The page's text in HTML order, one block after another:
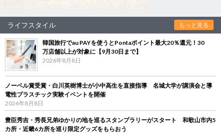
ライフスタイル もっと見る
韓国旅行でau PAYを使うとPontaポイント最大20％還元！30
万店舗以上が対象に【9月30日まで】
2026年8月8日
ノーベル賞受賞・白川英樹博士が小中高生を直接指導 名城大学が講演会と導
電性プラスチック実験イベントを開催
2026年8月8日
豊臣秀吉・秀長兄弟ゆかりの地を巡るスタンプラリーがスタート 和歌山市内5
カ所・近畿6カ所を巡り限定グッズをもらおう